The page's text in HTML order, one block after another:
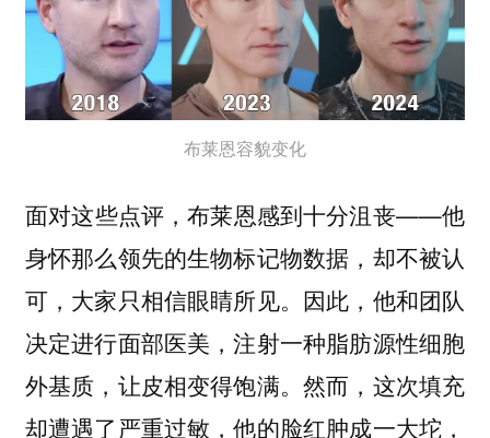
布莱恩容貌变化
面对这些点评，布莱恩感到十分沮丧——他
身怀那么领先的生物标记物数据，却不被认
可，大家只相信眼睛所见。因此，他和团队
决定进行面部医美，注射一种脂肪源性细胞
外基质，让皮相变得饱满。然而，这次填充
却遭遇了严重过敏，他的脸红肿成一大坨，